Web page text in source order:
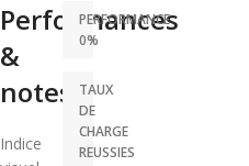
Performances
&
notes
Indice
PERFORMANCE
0%
TAUX
DE
CHARGE
REUSSIES